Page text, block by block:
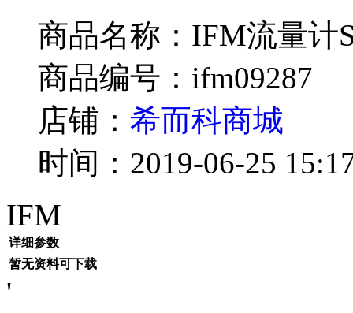
商品名称：IFM流量计
商品编号：ifm09287
店铺： 希而科商城
时间：2019-06-25
IFM
详细参数
暂无资料可下载
'